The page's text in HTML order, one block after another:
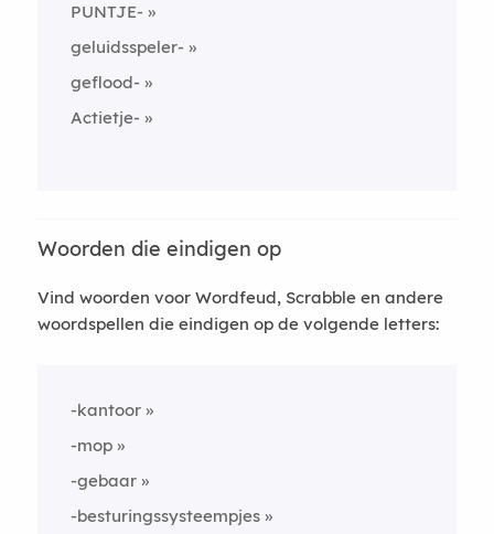
PUNTJE-
geluidsspeler-
geflood-
Actietje-
Woorden die eindigen op
Vind woorden voor Wordfeud, Scrabble en andere
woordspellen die eindigen op de volgende letters:
-kantoor
-mop
-gebaar
-besturingssysteempjes